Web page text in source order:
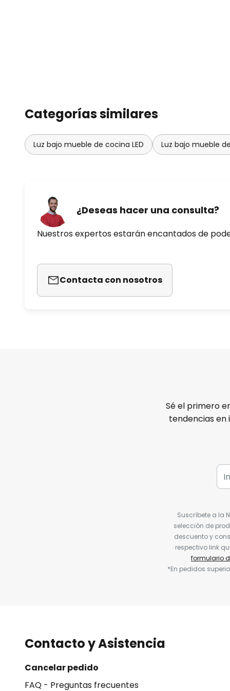
Categorías similares
Luz bajo mueble de cocina LED Luz bajo mueble
¿Deseas hacer una consulta?
Nuestros expertos estarán encantados de
Contacta con nosotros
Sé el primero
tendencias en
Suscríbete a la
selección de
descuento y
respectivo link
formulario
*En pedidos
Contacto y Asistencia
Cancelar pedido
FAQ - Preguntas frecuentes